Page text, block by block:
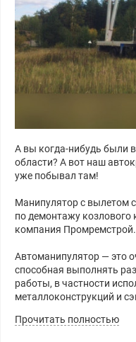
А вы когда-нибудь были
области? А вот наш
уже побывал там!
Манипулятор с вылетом
по демонтажу
компания Промремстрой.
Автоманипулятор — это
способная выполнять
работы, в частности
металлоконструкций и
Прочитать полностью